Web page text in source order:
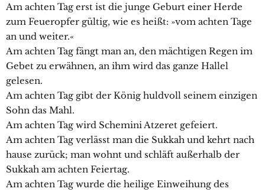
Am achten Tag erst ist die junge Geburt einer Herde
zum Feueropfer gültig, wie es heißt: »vom achten Tage
an und weiter.«
Am achten Tag fängt man an, den mächtigen Regen im
Gebet zu erwähnen, an ihm wird das ganze Hallel
gelesen.
Am achten Tag gibt der König huldvoll seinem einzigen
Sohn das Mahl.
Am achten Tag wird Schemini Atzeret gefeiert.
Am achten Tag verlässt man die Sukkah und kehrt nach
hause zurück; man wohnt und schläft außerhalb der
Sukkah am achten Feiertag.
Am achten Tag wurde die heilige Einweihung des